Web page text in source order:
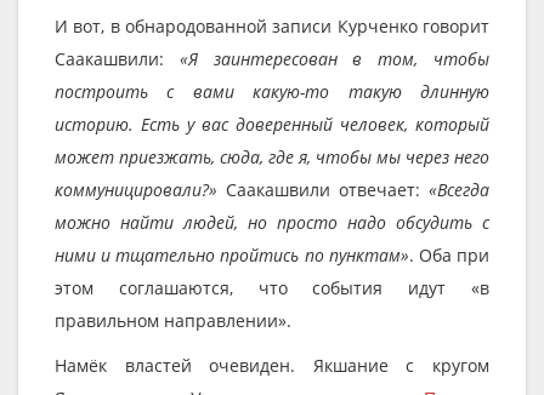
И вот, в обнародованной записи Курченко говорит
Саакашвили: «Я заинтересован в том, чтобы
построить с вами какую-то такую длинную
историю. Есть у вас доверенный человек, который
может приезжать, сюда, где я, чтобы мы через него
коммуницировали?» Саакашвили отвечает: «Всегда
можно найти людей, но просто надо обсудить с
ними и тщательно пройтись по пунктам». Оба при
этом соглашаются, что события идут «в
правильном направлении».
Намёк властей очевиден. Якшание с кругом